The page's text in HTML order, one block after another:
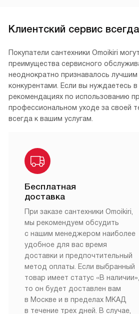
Клиентский сервис
Покупатели сантехники Omoikiri
преимущества сервисного
неоднократно признавалось
конкурентами. Если вы нуждаетесь
рекомендациях по использованию
профессиональном уходе за своей
всегда к вашим услугам.
Бесплатная
доставка
При заказе сантехники Omoikiri,
мы рекомендуем обсудить
с нашим менеджером наиболее
удобное для вас время
доставки и предпочтительный
метод оплаты. Если выбранный
товар имеет статус «В наличии»,
то он будет доставлен вам
в Москве и в пределах МКАД
в течение трех дней. В случае,